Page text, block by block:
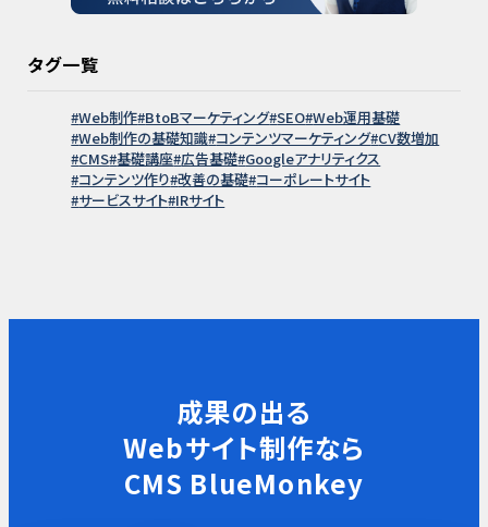
タグ一覧
Web制作 BtoBマーケティング SEO Web運用基礎
Web制作の基礎知識 コンテンツマーケティング CV数増加
CMS 基礎講座 広告基礎 Googleアナリティクス
コンテンツ作り 改善の基礎 コーポレートサイト
サービスサイト IRサイト
成果の出る
Webサイト制作なら
CMS BlueMonkey